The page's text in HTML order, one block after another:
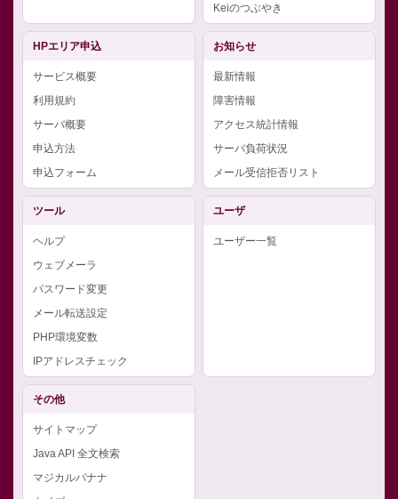
Keiのつぶやき
HPエリア申込
サービス概要
利用規約
サーバ概要
申込方法
申込フォーム
お知らせ
最新情報
障害情報
アクセス統計情報
サーバ負荷状況
メール受信拒否リスト
ツール
ヘルプ
ウェブメーラ
パスワード変更
メール転送設定
PHP環境変数
IPアドレスチェック
ユーザ
ユーザー一覧
その他
サイトマップ
Java API 全文検索
マジカルバナナ